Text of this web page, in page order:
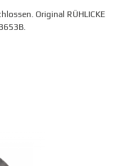
Original RÜHLICKE